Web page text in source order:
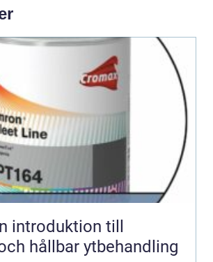
introduktion till
hållbar ytbehandling